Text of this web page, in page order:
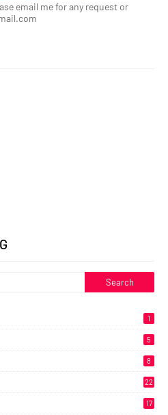
email me for any request or
1
5
8
22
17